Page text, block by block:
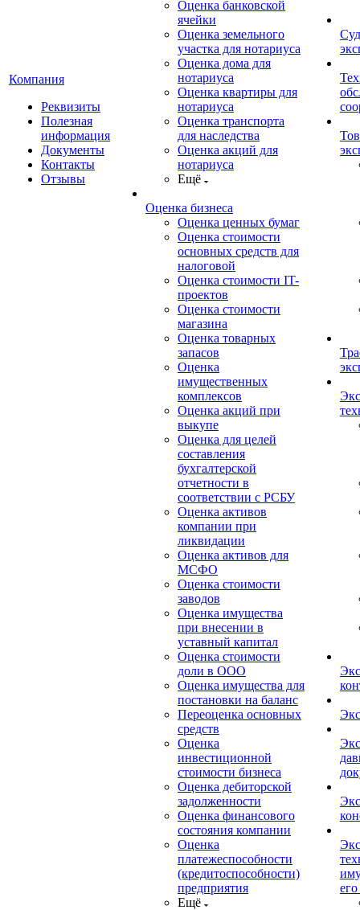
Компания
Реквизиты
Полезная
информация
Документы
Контакты
Отзывы
Оценка банковской
ячейки
Оценка земельного
участка для нотариуса
Оценка дома для
нотариуса
Оценка квартиры для
нотариуса
Оценка транспорта
для наследства
Оценка акций для
нотариуса
Ещё
Оценка бизнеса
Оценка ценных бумаг
Оценка стоимости
основных средств для
налоговой
Оценка стоимости IT-
проектов
Оценка стоимости
магазина
Оценка товарных
запасов
Оценка
имущественных
комплексов
Оценка акций при
выкупе
Оценка для целей
составления
бухгалтерской
отчетности в
соответствии с РСБУ
Оценка активов
компании при
ликвидации
Оценка активов для
МСФО
Оценка стоимости
заводов
Оценка имущества
при внесении в
уставный капитал
Оценка стоимости
доли в ООО
Оценка имущества для
постановки на баланс
Переоценка основных
средств
Оценка
инвестиционной
стоимости бизнеса
Оценка дебиторской
задолженности
Оценка финансового
состояния компании
Оценка
платежеспособности
(кредитоспособности)
предприятия
Ещё